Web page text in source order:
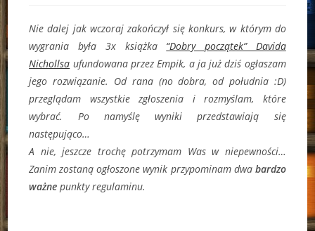
Nie dalej jak wczoraj zakończył się konkurs, w którym do
wygrania była 3x książka “Dobry początek” Davida
Nichollsa ufundowana przez Empik, a ja już dziś ogłaszam
jego rozwiązanie. Od rana (no dobra, od południa :D)
przeglądam wszystkie zgłoszenia i rozmyślam, które
wybrać. Po namyślę wyniki przedstawiają się
następująco…
A nie, jeszcze trochę potrzymam Was w niepewności…
Zanim zostaną ogłoszone wynik przypominam dwa bardzo
ważnepunkty regulaminu.